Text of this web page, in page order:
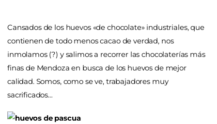
Cansados de los huevos «de chocolate» industriales, que
contienen de todo menos cacao de verdad, nos
inmolamos (?) y salimos a recorrer las chocolaterías más
finas de Mendoza en busca de los huevos de mejor
calidad. Somos, como se ve, trabajadores muy
sacrificados…